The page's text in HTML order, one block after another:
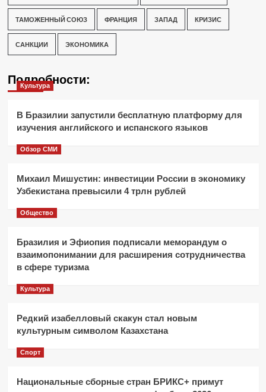
ТАМОЖЕННЫЙ СОЮЗ ФРАНЦИЯ ЗАПАД КРИЗИС
САНКЦИИ ЭКОНОМИКА
Подробности:
Культура
В Бразилии запустили бесплатную платформу для
изучения английского и испанского языков
Обзор СМИ
Михаил Мишустин: инвестиции России в экономику
Узбекистана превысили 4 трлн рублей
Общество
Бразилия и Эфиопия подписали меморандум о
взаимопонимании для расширения сотрудничества
в сфере туризма
Культура
Редкий изабелловый скакун стал новым
культурным символом Казахстана
Спорт
Национальные сборные стран БРИКС+ примут